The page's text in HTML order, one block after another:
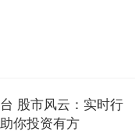
股市风云：实时行
你投资有方